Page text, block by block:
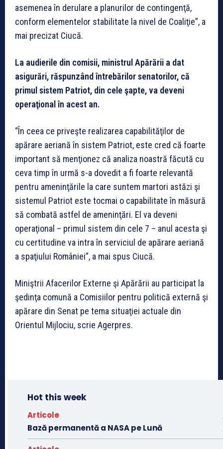
asemenea în derulare a planurilor de contingenţă,
conform elementelor stabilitate la nivel de Coaliţie”, a
mai precizat Ciucă.
La audierile din comisii, ministrul Apărării a dat
asigurări, răspunzând întrebărilor senatorilor, că
primul sistem Patriot, din cele şapte, va deveni
operaţional în acest an.
“În ceea ce priveşte realizarea capabilităţilor de
apărare aeriană în sistem Patriot, este cred că foarte
important să menţionez că analiza noastră făcută cu
ceva timp în urmă s-a dovedit a fi foarte relevantă
pentru ameninţările la care suntem martori astăzi şi
sistemul Patriot este tocmai o capabilitate în măsură
să combată astfel de ameninţări. El va deveni
operaţional – primul sistem din cele 7 – anul acesta şi
cu certitudine va intra în serviciul de apărare aeriană
a spaţiului României”, a mai spus Ciucă.
Miniştrii Afacerilor Externe şi Apărării au participat la
şedinţa comună a Comisiilor pentru politică externă şi
apărare din Senat pe tema situaţiei actuale din
Orientul Mijlociu, scrie Agerpres.
Hot this week
Articole
Bază permanentă a NASA pe Lună